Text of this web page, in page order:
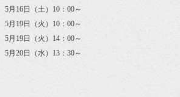
5月16日（土）10：00～
5月19日（火）10：00～
5月19日（火）14：00～
5月20日（水）13：30～